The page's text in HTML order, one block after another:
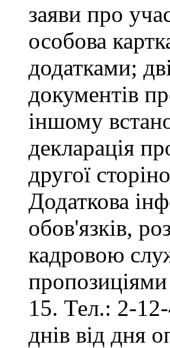
заяви про
особова
додатками;
документів
іншому
декларація
другої
Додаткова
обов'язків,
кадровою
15. Тел.: 2-
днів від дня